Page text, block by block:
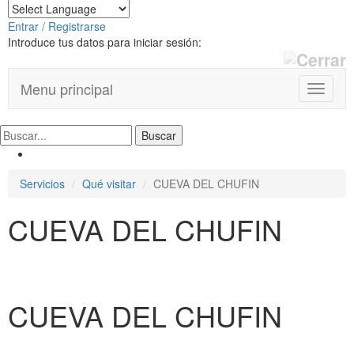
Entrar / Registrarse
Introduce tus datos para iniciar sesión:
T
o
Menu principal
Servicios Qué visitar CUEVA DEL CHUFIN
CUEVA DEL CHUFIN
CUEVA DEL CHUFIN